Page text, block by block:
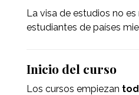
La visa de estudios no es
estudiantes de países
Inicio del curso
Los cursos empiezan